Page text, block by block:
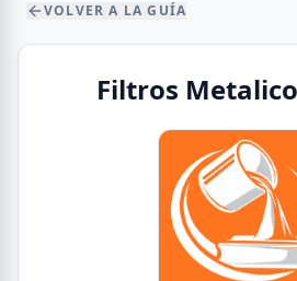
VOLVER A LA GUÍA
Filtros